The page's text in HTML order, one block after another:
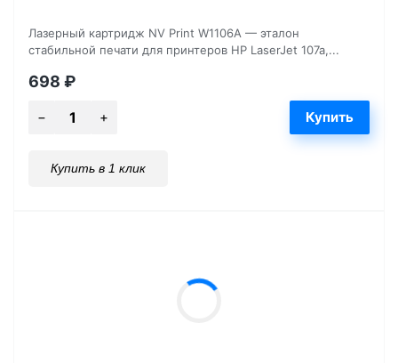
Лазерный картридж NV Print W1106A — эталон
стабильной печати для принтеров HP LaserJet 107a,...
698 ₽
Купить в 1 клик